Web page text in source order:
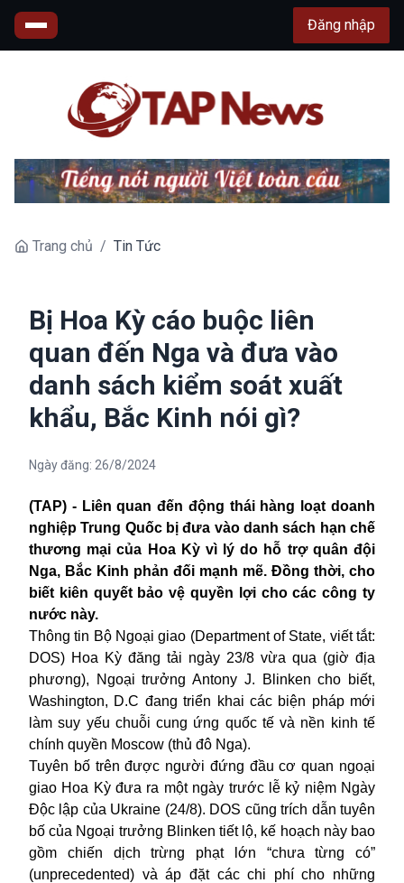
Đăng nhập
Trang chủ / Tin Tức
Bị Hoa Kỳ cáo buộc liên
quan đến Nga và đưa vào
danh sách kiểm soát xuất
khẩu, Bắc Kinh nói gì?
Ngày đăng: 26/8/2024
(TAP) - Liên quan đến động thái hàng loạt doanh
nghiệpTrung Quốc bị đưa vào danh sách hạn chế
thương mạicủa Hoa Kỳ vì lý do hỗ trợ quân đội
Nga, Bắc Kinh phản đối mạnh mẽ. Đồng thời, cho
biết kiên quyết bảo vệ quyền lợi cho các công ty
nước này.
Thông tin Bộ Ngoại giao (Department of State, viết tắt:
DOS) Hoa Kỳ đăng tải ngày 23/8 vừa qua (giờ địa
phương), Ngoại trưởng Antony J. Blinken cho biết,
Washington, D.C đang triển khai các biện pháp mới
làm suy yếu chuỗi cung ứng quốc tế và nền kinh tế
chính quyền Moscow (thủ đô Nga).
Tuyên bố trên được người đứng đầu cơ quan ngoại
giao Hoa Kỳ đưa ra một ngày trước lễ kỷ niệm Ngày
Độc lập của Ukraine (24/8). DOS cũng trích dẫn tuyên
bố của Ngoại trưởng Blinken tiết lộ, kế hoạch này bao
gồm chiến dịch trừng phạt lớn “chưa từng có”
(unprecedented) và áp đặt các chi phí cho những